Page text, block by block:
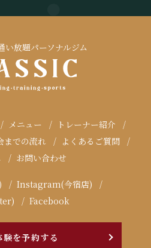
い放題パーソナルジム
メニュー
トレーナー紹介
までの流れ
よくあるご質問
お問い合わせ
Instagram(今宿店)
Facebook
験を予約する